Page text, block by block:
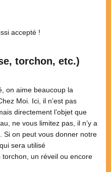
accepté !
torchon, etc.)
on aime beaucoup la
Moi. Ici, il n’est pas
directement l’objet que
ne vous limitez pas, il n’y a
Si on peut vous donner notre
sera utilisé
un réveil ou encore